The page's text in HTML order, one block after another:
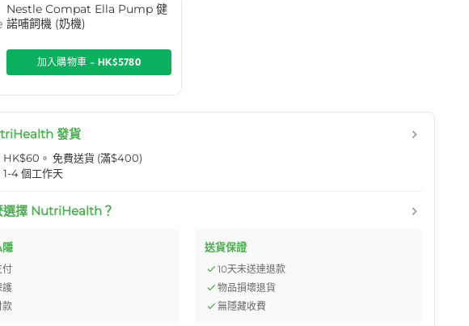
Nestle Compat Ella Pump 健
諾哺飼機 (奶機)
加入購物車 - HK$5780
發貨
HK$60。 免費送貨 (滿$400)
4 個工作天
選擇 NutriHealth？
隱
付
護
款
送貨保證
10天未送達退款
物品損壞退貨
無隱藏收費